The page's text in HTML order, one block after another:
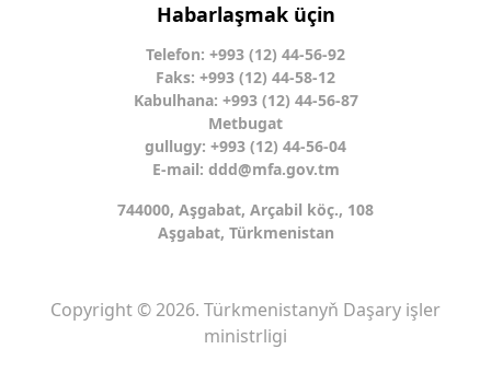
Habarlaşmak üçin
Telefon: +993 (12) 44-56-92
Faks: +993 (12) 44-58-12
Kabulhana: +993 (12) 44-56-87
Metbugat
gullugy: +993 (12) 44-56-04
E-mail: ddd@mfa.gov.tm
744000, Aşgabat, Arçabil köç., 108
Aşgabat, Türkmenistan
Copyright © 2026. Türkmenistanyň Daşary işler
ministrligi